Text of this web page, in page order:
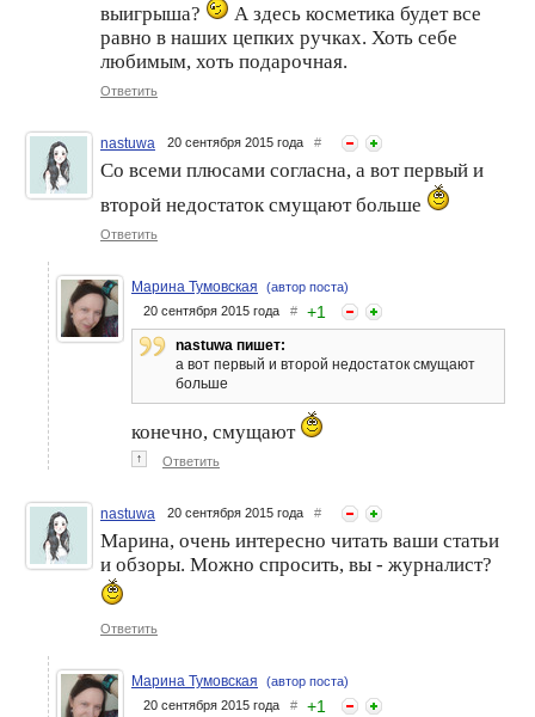
Моё знакомство с бьюти-
боксом Royal Samples
Год покупок бьюти-боксов.
Мой личный рейтинг
выигрыша?
А здесь косметика будет все
равно в наших цепких ручках. Хоть себе
любимым, хоть подарочная.
Ответить
nastuwa 20 сентября 2015 года #
Со всеми плюсами согласна, а вот первый и
второй недостаток смущают больше
Ответить
Марина Тумовская
(автор поста)
20 сентября 2015 года # +1
nastuwa пишет:
а вот первый и второй недостаток смущают
больше
конечно, смущают
↑ Ответить
nastuwa 20 сентября 2015 года #
Марина, очень интересно читать ваши статьи
и обзоры. Можно спросить, вы - журналист?
Ответить
Марина Тумовская
(автор поста)
20 сентября 2015 года # +1